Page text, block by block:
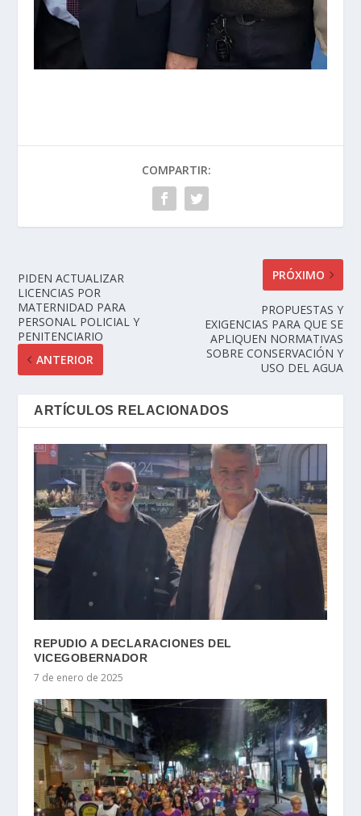
COMPARTIR:
PIDEN ACTUALIZAR
LICENCIAS POR
MATERNIDAD PARA
PERSONAL POLICIAL Y
PENITENCIARIO
ANTERIOR
PRÓXIMO
PROPUESTAS Y
EXIGENCIAS PARA QUE SE
APLIQUEN NORMATIVAS
SOBRE CONSERVACIÓN Y
USO DEL AGUA
ARTÍCULOS RELACIONADOS
REPUDIO A DECLARACIONES DEL
VICEGOBERNADOR
7 de enero de 2025